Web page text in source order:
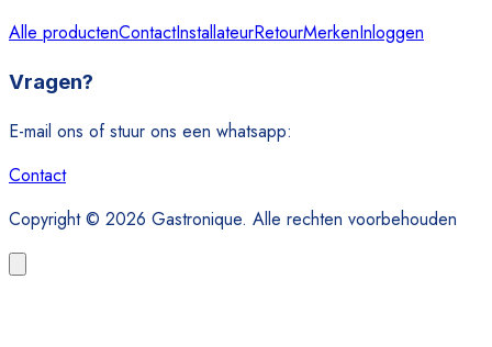
Alle productenContactInstallateurRetourMerkenInloggen
Vragen?
E-mail ons of stuur ons een whatsapp:
Contact
Copyright © 2026 Gastronique. Alle rechten voorbehouden